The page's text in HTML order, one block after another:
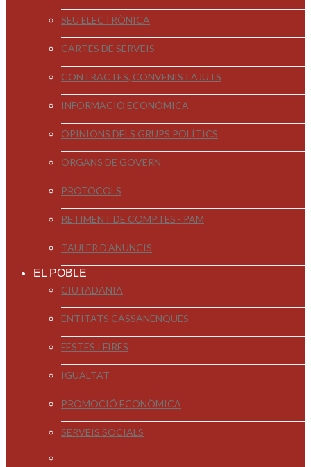
SEU ELECTRÒNICA
CARTES DE SERVEIS
CONTRACTES, CONVENIS I AJUTS
INFORMACIÓ ECONÒMICA
OPINIONS DELS GRUPS POLÍTICS
ÒRGANS DE GOVERN
PROTOCOLS
RETIMENT DE COMPTES - PAM
TAULER D'ANUNCIS
EL POBLE
CIUTADANIA
ENTITATS CASSANENQUES
FESTES I FIRES
IGUALTAT
PROMOCIÓ ECONÒMICA
SERVEIS SOCIALS